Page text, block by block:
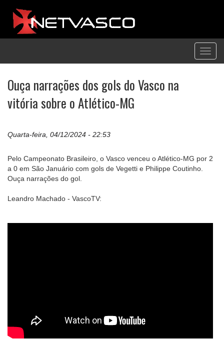
Ouça narrações dos gols do Vasco na
vitória sobre o Atlético-MG
Quarta-feira, 04/12/2024 - 22:53
Pelo Campeonato Brasileiro, o Vasco venceu o Atlético-MG por 2
a 0 em São Januário com gols de Vegetti e Philippe Coutinho.
Ouça narrações do gol.
Leandro Machado - VascoTV: